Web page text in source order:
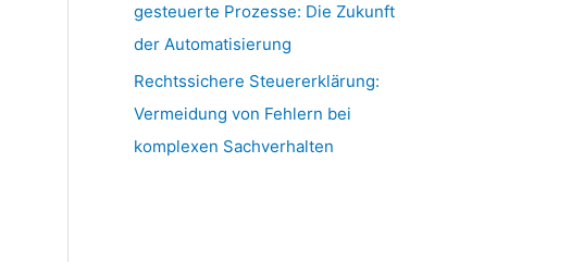
gesteuerte Prozesse: Die Zukunft
der Automatisierung
Rechtssichere Steuererklärung:
Vermeidung von Fehlern bei
komplexen Sachverhalten